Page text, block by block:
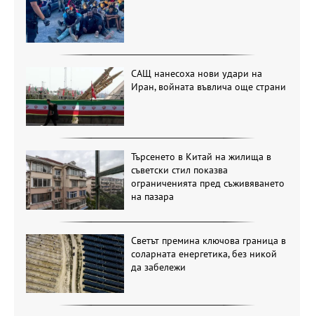
САЩ нанесоха нови удари на
Иран, войната въвлича още страни
Търсенето в Китай на жилища в
съветски стил показва
ограниченията пред съживяването
на пазара
Светът премина ключова граница в
соларната енергетика, без никой
да забележи